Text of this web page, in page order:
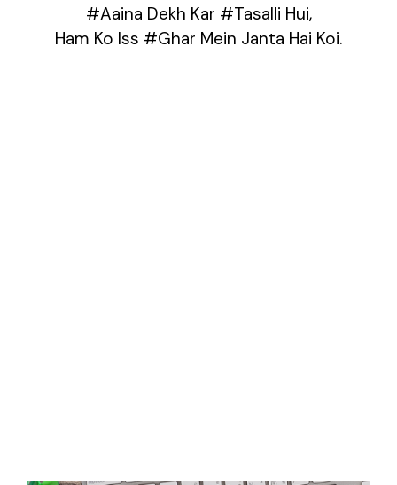
#Aaina Dekh Kar #Tasalli Hui,
Ham Ko Iss #Ghar Mein Janta Hai Koi.